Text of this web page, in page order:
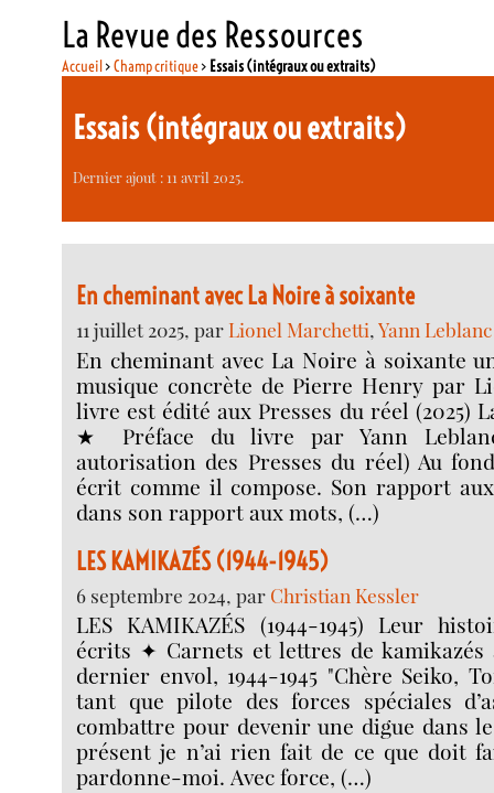
La Revue des Ressources
Accueil>Champ critique> Essais (intégraux ou extraits)
Essais (intégraux ou extraits)
Dernier ajout : 11 avril 2025.
En cheminant avec La Noire à soixante
11 juillet 2025, parLionel Marchetti,Yann Leblanc
En cheminant avec La Noire à soixante
musique concrète de Pierre Henry par
livre est édité aux Presses du réel (2025)
★ Préface du livre par Yann Leblanc
autorisation des Presses du réel) Au
écrit comme il compose. Son rapport
dans son rapport aux mots, (…)
LES KAMIKAZÉS (1944-1945)
6 septembre 2024, par Christian Kessler
LES KAMIKAZÉS (1944-1945) Leur
écrits ✦ Carnets et lettres de
dernier envol, 1944-1945 "Chère Seiko,
tant que pilote des forces spéciales
combattre pour devenir une digue dans le
présent je n’ai rien fait de ce que doit
pardonne-moi. Avec force, (…)